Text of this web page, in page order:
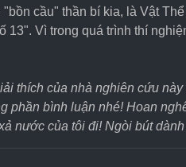
"bồn cầu" thần bí kia, là Vật
13". Vì trong quá trình thí
thích của nhà nghiên cứu
phần bình luận nhé! Hoan
nước của tôi đi! Ngòi bút